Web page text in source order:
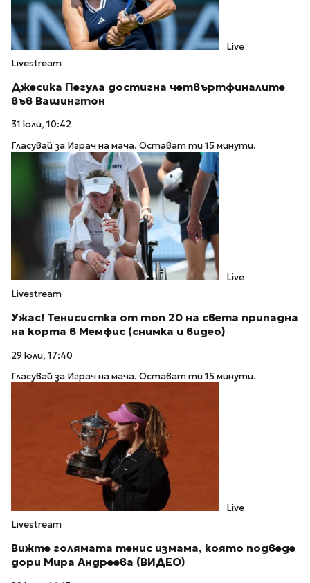
Live
Livestream
Джесика Пегула достигна четвъртфиналите
във Вашингтон
31 юли, 10:42
Гласувай за Играч на мача. Остават ти 15 минути.
Live
Livestream
Ужас! Тенисистка от топ 20 на света припадна
на корта в Мемфис (снимка и видео)
29 юли, 17:40
Гласувай за Играч на мача. Остават ти 15 минути.
Live
Livestream
Вижте голямата тенис измама, която подведе
дори Мира Андреева (ВИДЕО)